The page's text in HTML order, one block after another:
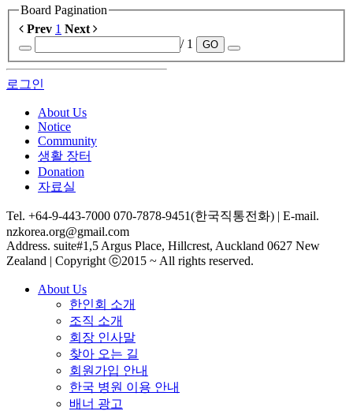
Board Pagination
Prev 1 Next
/ 1
GO
로그인
About Us
Notice
Community
생활 장터
Donation
자료실
Tel. +64-9-443-7000 070-7878-9451(한국직통전화) | E-mail.
nzkorea.org@gmail.com
Address. suite#1,5 Argus Place, Hillcrest, Auckland 0627 New
Zealand | Copyright ⓒ2015 ~ All rights reserved.
About Us
한인회 소개
조직 소개
회장 인사말
찾아 오는 길
회원가입 안내
한국 병원 이용 안내
배너 광고